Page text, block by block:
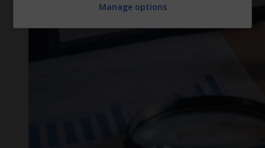
Manage options